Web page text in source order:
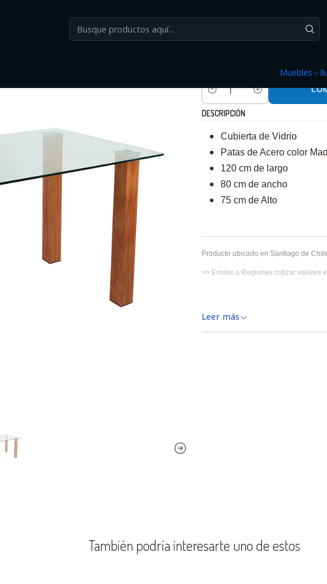
Muebles
Cantidad
DESCRIPCIÓN
Cubierta de Vidrio
Patas de Acero color
120 cm de largo
80 cm de ancho
75 cm de Alto
Producto ubicado en Santiago de
>> Envíos a Regiones cotizar valores
Leer más
También podría interesarte uno de estos